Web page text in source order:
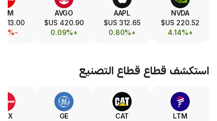
AAPL
312.65 US$
+0.80%
AVGO
420.90 US$
+0.09%
TSM
413.00 US$
-1.29%
322.43 US$
-1.75%
قطاع التصنيع
CAT
GE
RTX